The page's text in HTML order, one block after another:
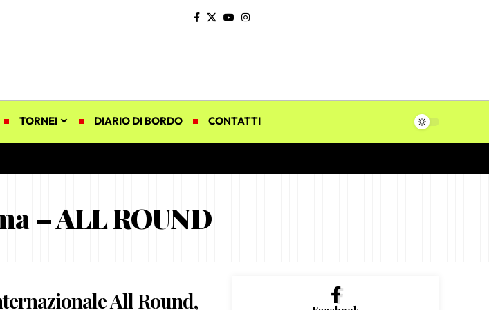
TORNEI DIARIO DI BORDO CONTATTI
– ALL ROUND
All Round,